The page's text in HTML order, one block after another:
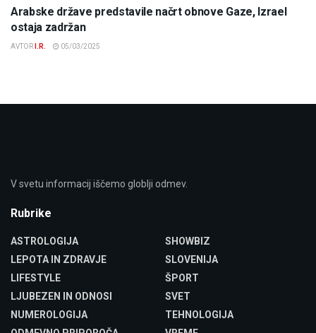
Arabske države predstavile načrt obnove Gaze, Izrael
ostaja zadržan
AVTOR I.R. 05/03/2025
V svetu informacij iščemo globlji odmev.
Rubrike
ASTROLOGIJA
LEPOTA IN ZDRAVJE
LIFESTYLE
LJUBEZEN IN ODNOSI
NUMEROLOGIJA
SHOWBIZ
SLOVENIJA
ŠPORT
SVET
TEHNOLOGIJA